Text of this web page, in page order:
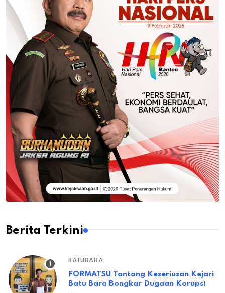
Berita Terkini
BATUBARA
FORMATSU Tantang Keseriusan Kejari
Batu Bara Bongkar Dugaan Korupsi